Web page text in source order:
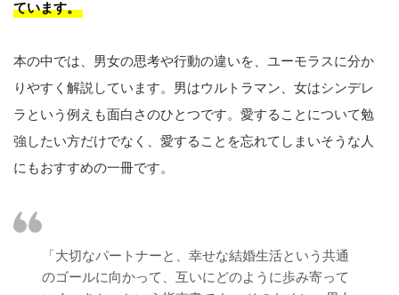
ています。
本の中では、男女の思考や行動の違いを、ユーモラスに分か
りやすく解説しています。男はウルトラマン、女はシンデレ
ラという例えも面白さのひとつです。愛することについて勉
強したい方だけでなく、愛することを忘れてしまいそうな人
にもおすすめの一冊です。
「大切なパートナーと、幸せな結婚生活という共通
のゴールに向かって、互いにどのように歩み寄って